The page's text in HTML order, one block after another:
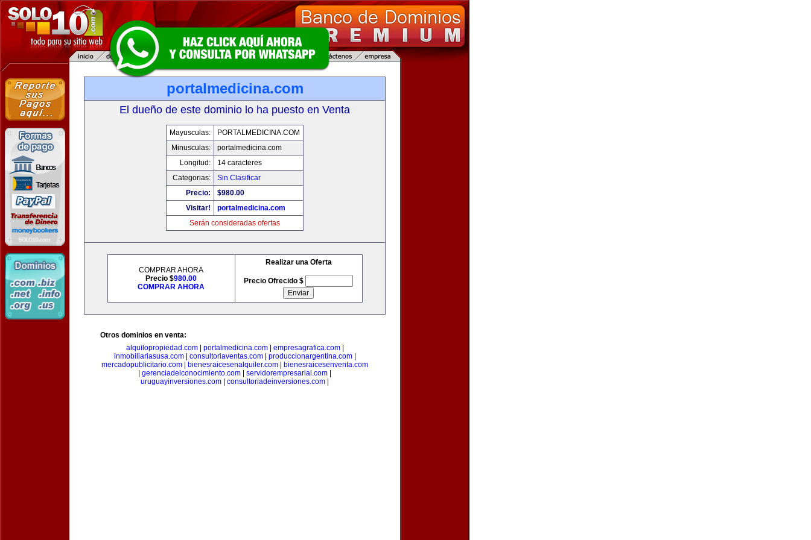
portalmedicina.com
El dueño de este dominio lo ha puesto en Venta
Mayusculas:
PORTALMEDICINA.COM
Minusculas:
portalmedicina.com
Longitud:
14 caracteres
Categorias:
Sin Clasificar
Precio:
$980.00
Visitar!
portalmedicina.com
Serán consideradas ofertas
COMPRAR AHORA
Precio $980.00
COMPRAR AHORA
Realizar una Oferta
Precio Ofrecido $
Otros dominios en venta:
alquilopropiedad.com| portalmedicina.com| empresagrafica.com|
inmobiliariasusa.com| consultoriaventas.com| produccionargentina.com|
mercadopublicitario.com
bienesraicesenalquiler.com
bienesraicesenventa.com
gerenciadelconocimiento.com servidorempresarial.com
uruguayinversiones.com
consultoriadeinversiones.com